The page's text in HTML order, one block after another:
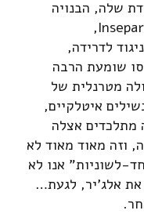
שלה, הבנויה
מפצע-תקווה, היא מדברת כ-Inseparab,
לדרידה,
שומעת הרבה
מטרנלית של
איטלקיים,
מתלכדים אצלה
וזה מאוד מאוד לא
לשוניות" אנו לא
את אלג'יר, לגעת…